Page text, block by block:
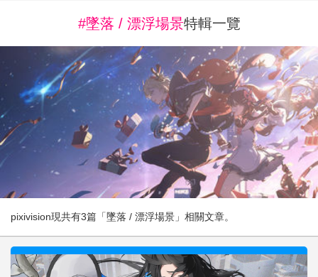
#墜落 / 漂浮場景特輯一覽
pixivision現共有3篇「墜落 / 漂浮場景」相關文章。